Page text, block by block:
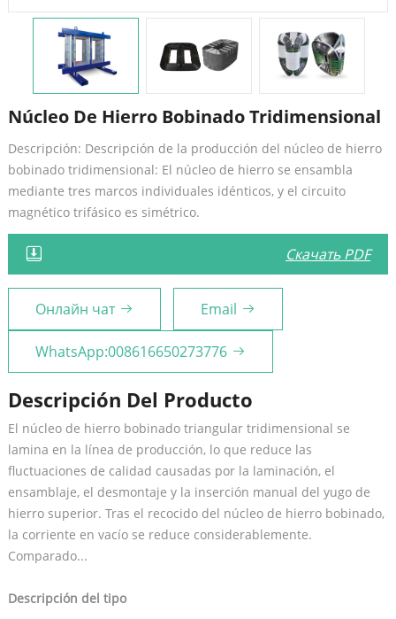
Núcleo De Hierro Bobinado Tridimensional
Descripción: Descripción de la producción del núcleo de hierro
bobinado tridimensional: El núcleo de hierro se ensambla
mediante tres marcos individuales idénticos, y el circuito
magnético trifásico es simétrico.
Скачать PDF
Онлайн чат Email
WhatsApp:008616650273776
Descripción Del Producto
El núcleo de hierro bobinado triangular tridimensional se
lamina en la línea de producción, lo que reduce las
fluctuaciones de calidad causadas por la laminación, el
ensamblaje, el desmontaje y la inserción manual del yugo de
hierro superior. Tras el recocido del núcleo de hierro bobinado,
la corriente en vacío se reduce considerablemente.
Comparado...
Descripción del tipo